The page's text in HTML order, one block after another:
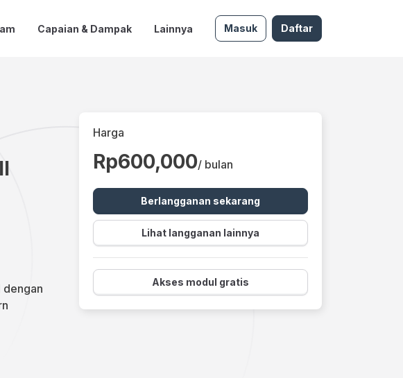
Capaian & Dampak Lainnya Masuk Daftar
dengan
Harga
Rp600,000/ bulan
Berlangganan sekarang
Lihat langganan lainnya
Akses modul gratis